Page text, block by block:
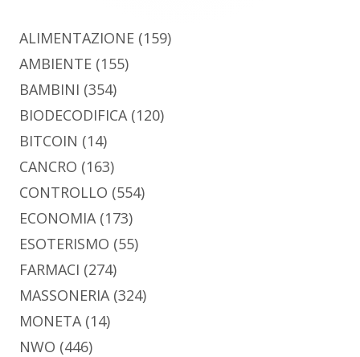
ALIMENTAZIONE (159)
AMBIENTE (155)
BAMBINI (354)
BIODECODIFICA(120)
BITCOIN (14)
CANCRO (163)
CONTROLLO (554)
ECONOMIA(173)
ESOTERISMO (55)
FARMACI (274)
MASSONERIA(324)
MONETA(14)
NWO (446)